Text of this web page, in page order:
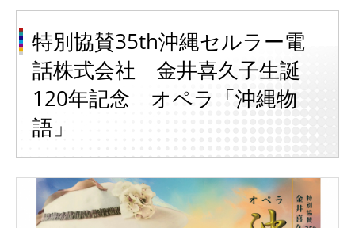
特別協賛35th沖縄セルラー電
話株式会社 金井喜久子生誕
120年記念 オペラ「沖縄物
語」